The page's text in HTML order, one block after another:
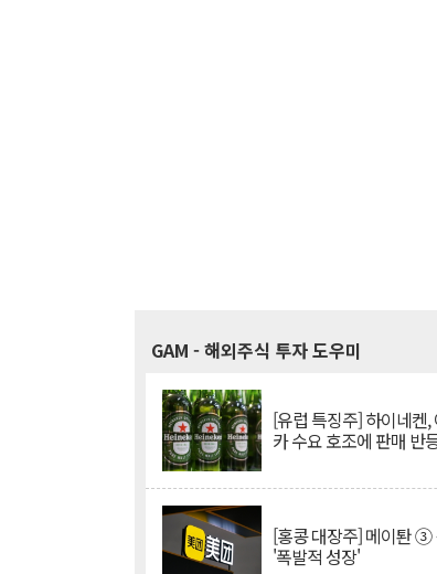
GAM - 해외주식 투자 도우미
[유럽 특징주] 하이네켄,
카 수요 호조에 판매 반
[홍콩 대장주] 메이퇀 ③
'폭발적 성장'